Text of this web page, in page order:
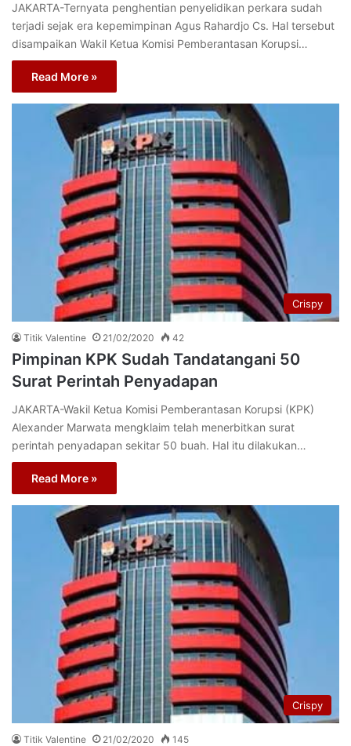
JAKARTA-Ternyata penghentian penyelidikan perkara sudah
terjadi sejak era kepemimpinan Agus Rahardjo Cs. Hal tersebut
disampaikan Wakil Ketua Komisi Pemberantasan Korupsi…
Read More »
Crispy
Titik Valentine 21/02/2020 42
Pimpinan KPK Sudah Tandatangani 50
Surat Perintah Penyadapan
JAKARTA-Wakil Ketua Komisi Pemberantasan Korupsi (KPK)
Alexander Marwata mengklaim telah menerbitkan surat
perintah penyadapan sekitar 50 buah. Hal itu dilakukan…
Read More »
Crispy
Titik Valentine 21/02/2020 145